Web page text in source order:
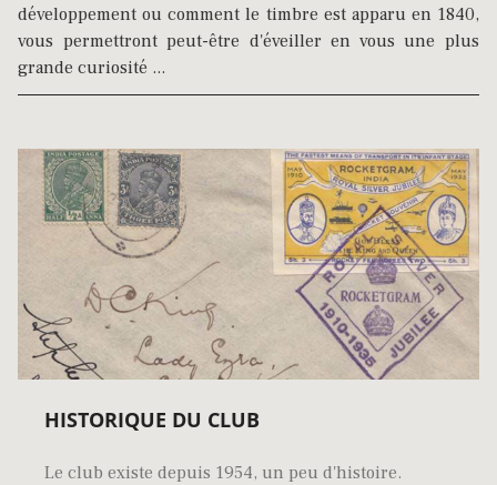
développement ou comment le timbre est apparu en 1840,
vous permettront peut-être d'éveiller en vous une plus
grande curiosité ...
HISTORIQUE DU CLUB
Le club existe depuis 1954, un peu d'histoire.